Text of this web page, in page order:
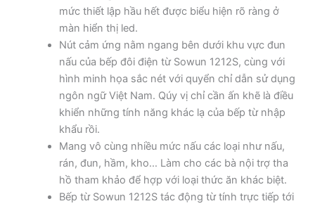
mức thiết lập hầu hết được biểu hiện rõ ràng ở
màn hiển thị led.
Nút cảm ứng nằm ngang bên dưới khu vực đun
nấu của bếp đôi điện từ Sowun 1212S, cùng với
hình minh họa sắc nét với quyển chỉ dẫn sử dụng
ngôn ngữ Việt Nam. Qúy vị chỉ cần ấn khẽ là điều
khiển những tính năng khác lạ của bếp từ nhập
khẩu rồi.
Mang vô cùng nhiều mức nấu các loại như nấu,
rán, đun, hầm, kho… Làm cho các bà nội trợ tha
hồ tham khảo để hợp với loại thức ăn khác biệt.
Bếp từ Sowun 1212S tác động từ tính trực tiếp tới